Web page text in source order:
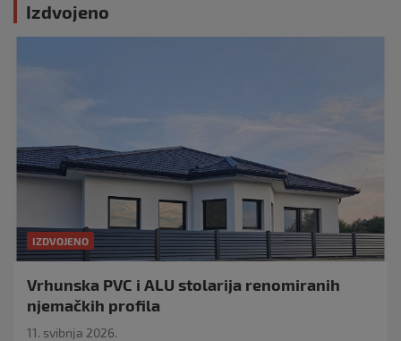
Izdvojeno
IZDVOJENO
Vrhunska PVC i ALU stolarija renomiranih
njemačkih profila
11. svibnja 2026.